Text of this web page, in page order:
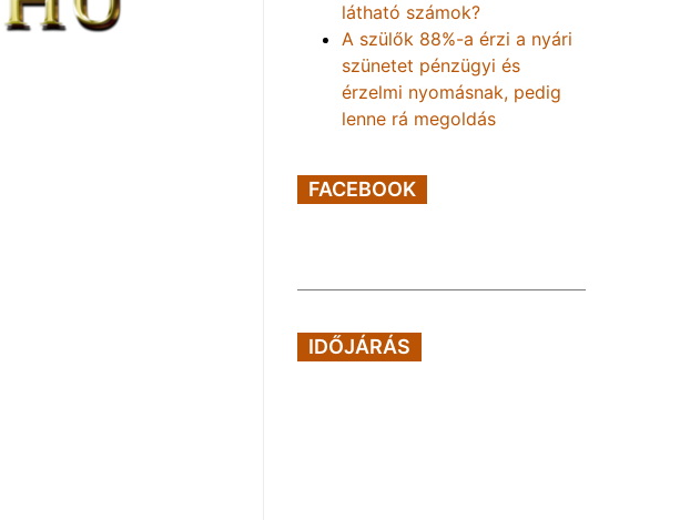
látható számok?
A szülők 88%-a érzi a nyári
szünetet pénzügyi és
érzelmi nyomásnak, pedig
lenne rá megoldás
FACEBOOK
IDŐJÁRÁS